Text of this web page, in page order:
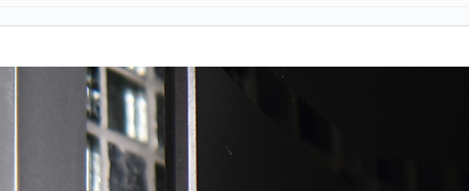
Фурнитура для
душевых
ограждений
(раздвижная
серия)